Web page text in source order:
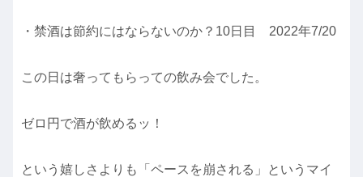
・禁酒は節約にはならないのか？10日目 2022年7/20
この日は奢ってもらっての飲み会でした。
ゼロ円で酒が飲めるッ！
という嬉しさよりも「ペースを崩される」というマイ